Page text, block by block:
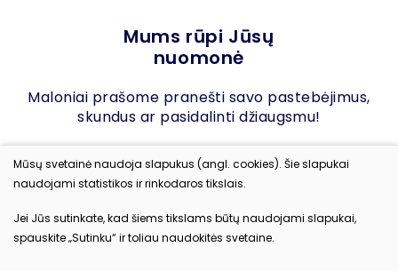
Mums rūpi Jūsų
nuomonė
Maloniai prašome pranešti savo pastebėjimus,
skundus ar pasidalinti džiaugsmu!
Įvertinkite mus
Mūsų svetainė naudoja slapukus (angl. cookies). Šie slapukai
naudojami statistikos ir rinkodaros tikslais.
Jei Jūs sutinkate, kad šiems tikslams būtų naudojami slapukai,
spauskite „Sutinku“ ir toliau naudokitės svetaine.